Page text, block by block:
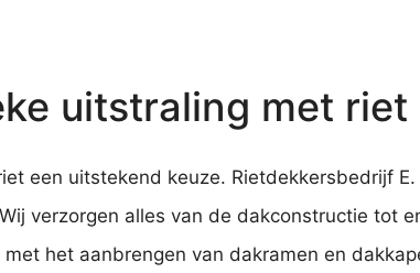
uitstraling met riet
een uitstekend keuze. Rietdekkersbedrijf E.
verzorgen alles van de dakconstructie tot
het aanbrengen van dakramen en